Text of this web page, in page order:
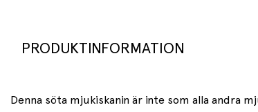
PRODUKTINFORMATION
Denna söta mjukiskanin är inte som alla andra